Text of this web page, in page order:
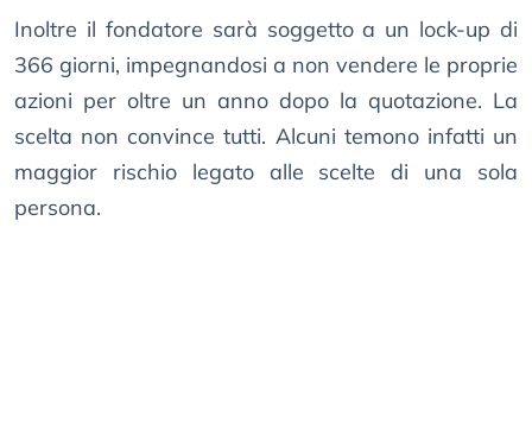
Inoltre il fondatore sarà soggetto a un lock-up di
366 giorni, impegnandosi a non vendere le proprie
azioni per oltre un anno dopo la quotazione. La
scelta non convince tutti. Alcuni temono infatti un
maggior rischio legato alle scelte di una sola
persona.